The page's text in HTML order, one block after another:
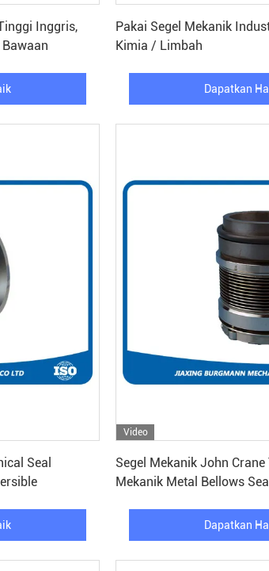
Inggris,
Pakai Segel Mekanik
Kimia / Limbah
Dapatkan
Seal
Video
Segel Mekanik John Crane
Mekanik Metal Bellows
Dapatkan